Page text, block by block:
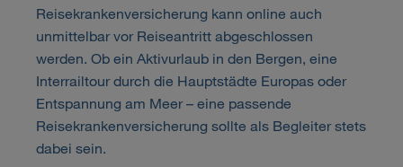
Reisekrankenversicherung kann online auch
unmittelbar vor Reiseantritt abgeschlossen
werden. Ob ein Aktivurlaub in den Bergen, eine
Interrailtour durch die Hauptstädte Europas oder
Entspannung am Meer – eine passende
Reisekrankenversicherung sollte als Begleiter stets
dabei sein.